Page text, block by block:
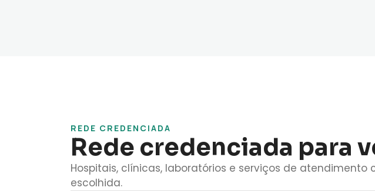
REDE CREDENCIADA
Rede credenciada para
Hospitais, clínicas, laboratórios e serviços de atendimento
escolhida.